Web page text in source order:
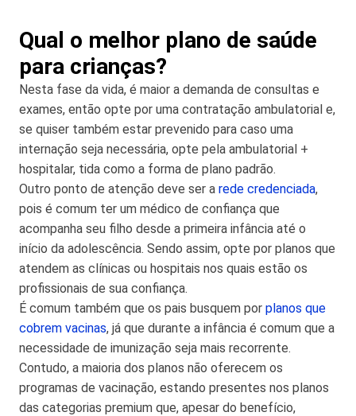
Qual o melhor plano de saúde
para crianças?
Nesta fase da vida, é maior a demanda de consultas e
exames, então opte por uma contratação ambulatorial e,
se quiser também estar prevenido para caso uma
internação seja necessária, opte pela ambulatorial +
hospitalar, tida como a forma de plano padrão.
Outro ponto de atenção deve ser a rede credenciada,
pois é comum ter um médico de confiança que
acompanha seu filho desde a primeira infância até o
início da adolescência. Sendo assim, opte por planos que
atendem as clínicas ou hospitais nos quais estão os
profissionais de sua confiança.
É comum também que os pais busquem por planos que
cobrem vacinas, já que durante a infância é comum que a
necessidade de imunização seja mais recorrente.
Contudo, a maioria dos planos não oferecem os
programas de vacinação, estando presentes nos planos
das categorias premium que, apesar do benefício,